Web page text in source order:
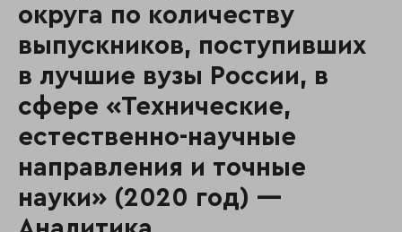
округа по количеству
выпускников, поступивших
в лучшие вузы России, в
сфере «Технические,
естественно-научные
направления и точные
науки» (2020 год) —